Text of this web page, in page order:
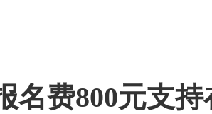
名费800元支